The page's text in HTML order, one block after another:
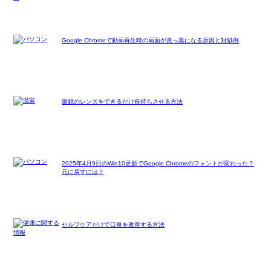
Google Chromeで動画再生時の画面が真っ黒になる原因と対処例
眼鏡のレンズをできるだけ長持ちさせる方法
2025年4月9日のWin10更新でGoogle Chromeのフォントが変わった？
元に戻すには？
セルフケアだけで口臭を改善する方法